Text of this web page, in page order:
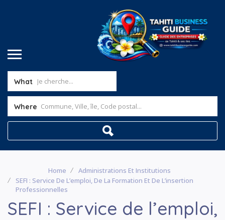
What
Where
Home
Administrations Et Institutions
SEFI : Service De L’emploi, De La Formation Et De L’insertion
Professionnelles
SEFI : Service de l’emploi,